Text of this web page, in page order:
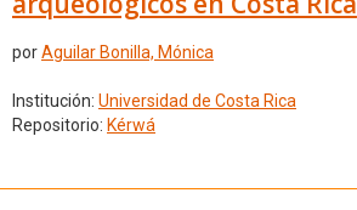
porAguilar Bonilla, Mónica
Institución: Universidad de Costa Rica
Repositorio: Kérwá